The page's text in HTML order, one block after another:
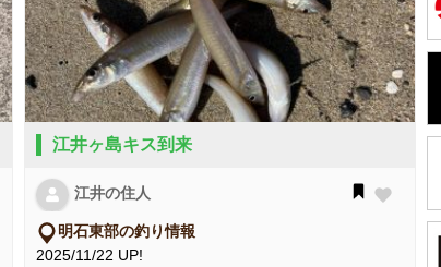
江井ヶ島キス到来
江井の住人
明石東部の釣り情報
2025/11/22 UP!